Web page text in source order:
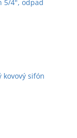
5/4", odpad
kovový sifón